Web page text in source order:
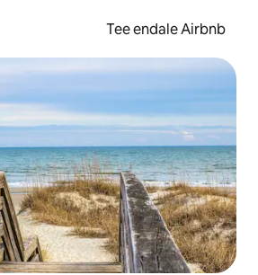
Tee endale Airbnb